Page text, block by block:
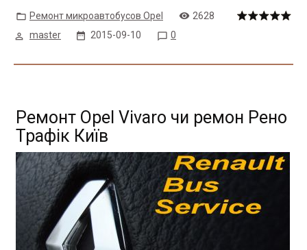
Ремонт микроавтобусов Opel
2628
master
2015-09-10 0
Ремонт Opel Vivaro чи ремон Рено
Трафік Київ